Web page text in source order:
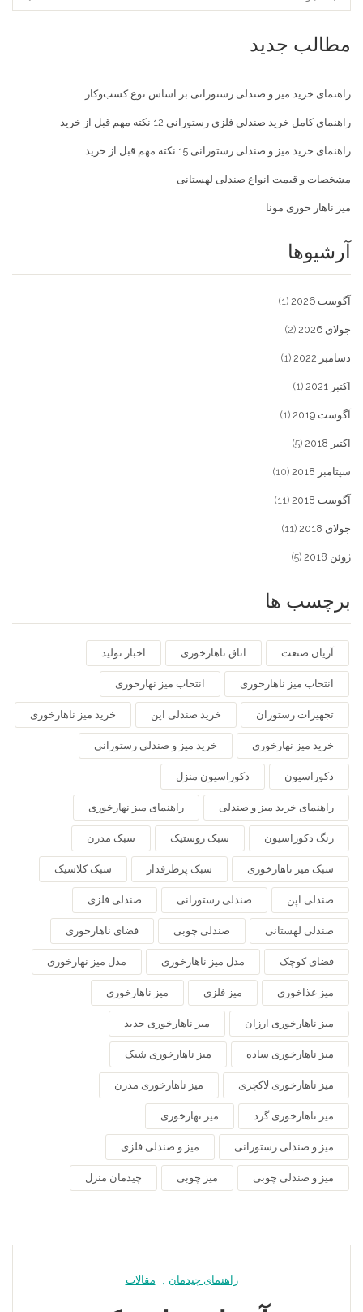
مطالب جدید
راهنمای خرید میز و صندلی رستورانی بر اساس نوع کسب‌و‌کار
راهنمای کامل خرید صندلی فلزی رستورانی 12 نکته مهم قبل از خرید
راهنمای خرید میز و صندلی رستورانی 15 نکته مهم قبل از خرید
مشخصات و قیمت انواع صندلی لهستانی
میز ناهار خوری مونا
آرشیوها
آگوست 2026 (1)
جولای 2026 (2)
دسامبر 2022 (1)
اکتبر 2021 (1)
آگوست 2019 (1)
اکتبر 2018 (5)
سپتامبر 2018 (10)
آگوست 2018 (11)
جولای 2018 (11)
ژوئن 2018 (5)
برچسب ها
آریان صنعت اتاق ناهارخوری اخبار تولید
انتخاب میز ناهارخوری انتخاب میز نهارخوری
تجهیزات رستوران خرید صندلی اپن خرید میز ناهارخوری
خرید میز نهارخوری خرید میز و صندلی رستورانی
دکوراسیون دکوراسیون منزل
راهنمای خرید میز و صندلی راهنمای میز نهارخوری
رنگ دکوراسیون سبک روستیک سبک مدرن
سبک میز ناهارخوری سبک پرطرفدار سبک کلاسیک
صندلی اپن صندلی رستورانی صندلی فلزی
صندلی لهستانی صندلی چوبی فضای ناهارخوری
فضای کوچک مدل میز ناهارخوری مدل میز نهارخوری
میز غذاخوری میز فلزی میز ناهارخوری
میز ناهارخوری ارزان میز ناهارخوری جدید
میز ناهارخوری ساده میز ناهارخوری شیک
میز ناهارخوری لاکچری میز ناهارخوری مدرن
میز ناهارخوری گرد میز نهارخوری
میز و صندلی رستورانی میز و صندلی فلزی
میز و صندلی چوبی میز چوبی چیدمان منزل
راهنمای چیدمان مقالات